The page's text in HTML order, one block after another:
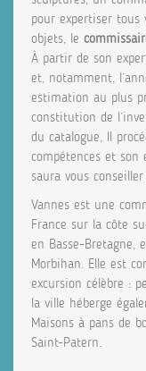
pour expertiser tous
objets, le
À partir de son
et, notamment,
estimation au plus
constitution de
du catalogue, Il
compétences et son
saura vous
Vannes est une
France sur la côte
en Basse-Bretagne,
Morbihan. Elle est
excursion célèbre :
la ville héberge
Maisons à pans de
Saint-Patern.